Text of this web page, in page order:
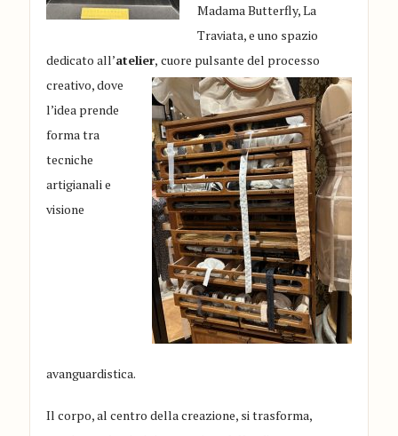
Madama Butterfly, La
Traviata, e uno spazio
dedicato all’atelier, cuore pulsante del processo
creativo, dove
l’idea prende
forma tra
tecniche
artigianali e
visione
avanguardistica.
Il corpo, al centro della creazione, si trasforma,